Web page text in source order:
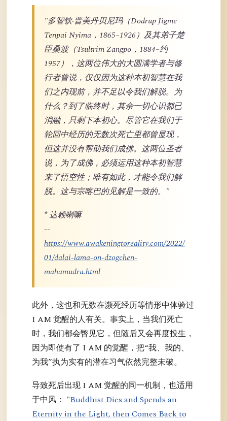
"多智钦·晋美丹贝尼玛（Dodrup Jigme
Tenpai Nyima，1865–1926）及其弟子楚
臣桑波（Tsultrim Zangpo，1884–约
1957），这两位伟大的大圆满学者与修
行者曾说，仅仅因为这种本初智慧在我
们之内现前，并不足以令我们解脱。为
什么？到了临终时，其余一切心识都已
消融，只剩下本初心。尽管它在我们于
轮回中经历的无数次死亡里都曾显现，
但这并没有帮助我们成佛。这两位圣者
说，为了成佛，必须运用这种本初智慧
来了悟空性；唯有如此，才能令我们解
脱。这与宗喀巴的见解是一致的。"
* 达赖喇嘛
--
https://www.awakeningtoreality.com/2022/
01/dalai-lama-on-dzogchen-
mahamudra.html
此外，这也和无数在濒死经历等情形中体验过
I AM 觉醒的人有关。事实上，当我们死亡
时，我们都会瞥见它，但随后又会再度投生，
因为即使有了 I AM 的觉醒，把“我、我的、
为我”执为实有的潜在习气依然完整未破。
导致死后出现 I AM 觉醒的同一机制，也适用
于中风： "Buddhist Dies and Spends an
Eternity in the Light, then Comes Back to